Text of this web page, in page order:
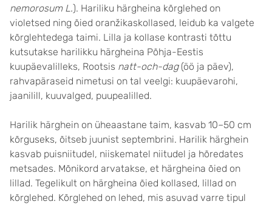
nemorosum L.). Hariliku härgheina kõrglehed on
violetsed ning õied oranžikaskollased, leidub ka valgete
kõrglehtedega taimi. Lilla ja kollase kontrasti tõttu
kutsutakse harilikku härgheina Põhja-Eestis
kuupäevalilleks, Rootsis natt-och-dag(öö ja päev),
rahvapäraseid nimetusi on tal veelgi: kuupäevarohi,
jaanilill, kuuvalged, puupealilled.
Harilik härghein on üheaastane taim, kasvab 10–50 cm
kõrguseks, õitseb juunist septembrini. Harilik härghein
kasvab puisniitudel, niiskematel niitudel ja hõredates
metsades. Mõnikord arvatakse, et härgheina õied on
lillad. Tegelikult on härgheina õied kollased, lillad on
kõrglehed. Kõrglehed on lehed, mis asuvad varre tipul